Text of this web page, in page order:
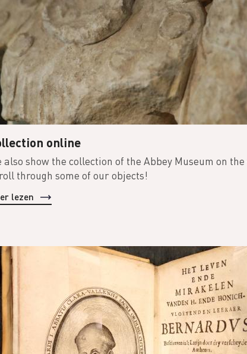
online
also show the collection of the Abbey Museum on
through some of our objects!
lezen